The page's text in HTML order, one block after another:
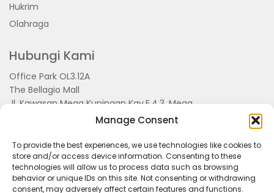
Manage Consent
To provide the best experiences, we use technologies like cookies to
store and/or access device information. Consenting to these
technologies will allow us to process data such as browsing
behavior or unique IDs on this site. Not consenting or withdrawing
consent, may adversely affect certain features and functions.
Hukrim
Olahraga
Hubungi Kami
Office Park OL3.12A
The Bellagio Mall
Jl. Kawasan Mega Kuningan Kav.E.4.3, Mega
Kuningan, Kel. Kuningan Timur,